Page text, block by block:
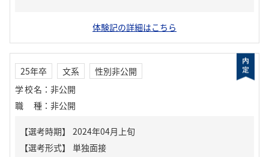
体験記の詳細はこちら
25年卒 文系
性別非公開
学校名 ： 非公開
職種 ： 非公開